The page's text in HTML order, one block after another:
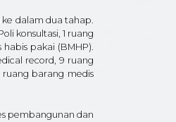
ke dalam dua tahap.
konsultasi, 1 ruang
habis pakai (BMHP).
record, 9 ruang
ruang barang medis
pembangunan dan